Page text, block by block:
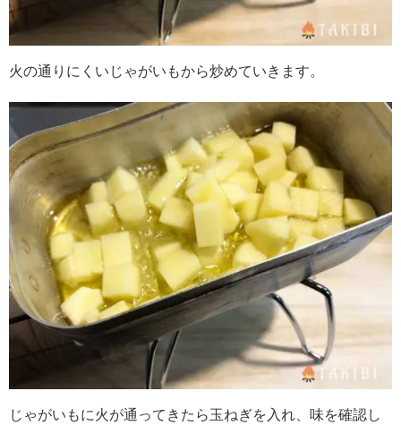
火の通りにくいじゃがいもから炒めていきます。
じゃがいもに火が通ってきたら玉ねぎを入れ、味を確認し